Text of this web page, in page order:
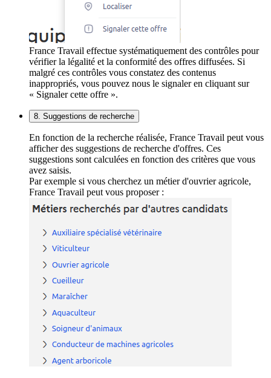
France Travail effectue systématiquement des contrôles pour
vérifier la légalité et la conformité des offres diffusées. Si
malgré ces contrôles vous constatez des contenus
inappropriés, vous pouvez nous le signaler en cliquant sur
« Signaler cette offre ».
8. Suggestions de recherche
En fonction de la recherche réalisée, France Travail peut vous
afficher des suggestions de recherche d'offres. Ces
suggestions sont calculées en fonction des critères que vous
avez saisis.
Par exemple si vous cherchez un métier d'ouvrier agricole,
France Travail peut vous proposer :